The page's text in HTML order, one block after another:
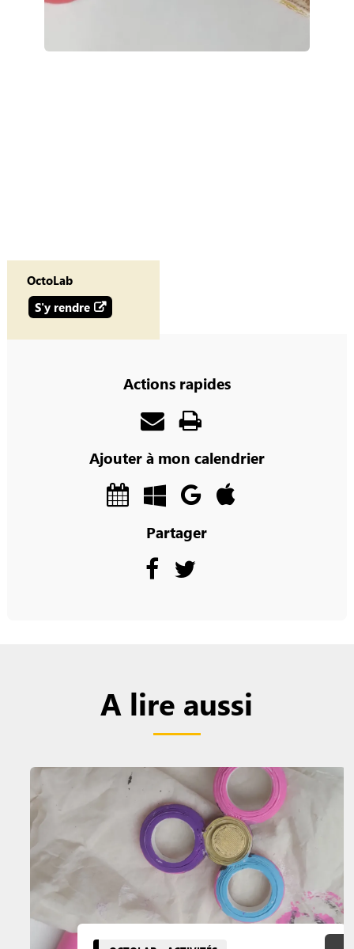
OctoLab
S'y rendre
Actions rapides
Ajouter à mon calendrier
Partager
A lire aussi